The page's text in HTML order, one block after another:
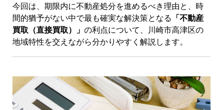
今回は、期限内に不動産処分を進めるべき理由と、時
間的猶予がない中で最も確実な解決策となる 「不動産
買取（直接買取）」 の利点について、川崎市高津区の
地域特性を交えながら分かりやすく解説します。